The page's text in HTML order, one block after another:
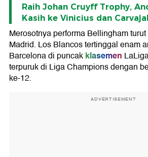
Raih Johan Cruyff Trophy,
Kasih ke Vinicius dan Carvajal
Merosotnya performa Bellingham
Madrid. Los Blancos tertinggal enam
Barcelona di puncakklasemen
terpuruk di Liga Champions dengan
ke-12.
ADVERTISEMENT